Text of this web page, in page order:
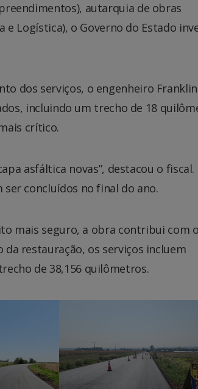
autarquia de obras
Logística), o Governo do Estado
dos serviços, o engenheiro
incluindo um trecho de 18
crítico.
asfáltica novas”, destacou o fiscal.
concluídos no final do ano.
mais seguro, a obra contribui com
restauração, os serviços incluem
de 38,156 quilômetros.